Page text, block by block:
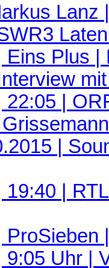
Lanz
Eins Plus
22:05 |
|
19:40 |
ProSieben
9:05 Uhr |